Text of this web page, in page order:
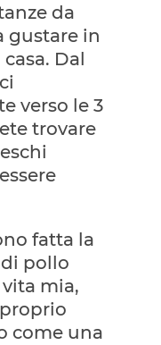
da
gustare in
Dal
verso le 3
trovare
fatta la
pollo
mia,
come una